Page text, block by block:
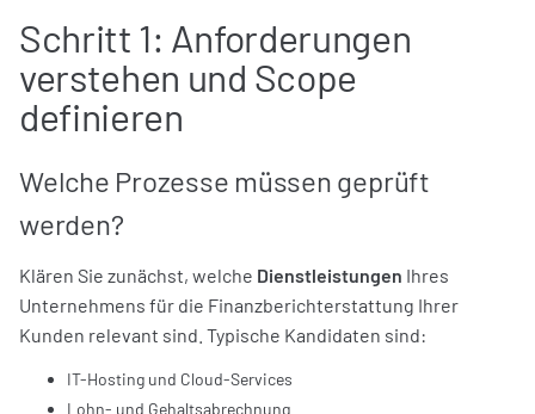
Schritt 1: Anforderungen
verstehen und Scope
definieren
Welche Prozesse müssen geprüft
werden?
Klären Sie zunächst, welche Dienstleistungen Ihres
Unternehmens für die Finanzberichterstattung Ihrer
Kunden relevant sind. Typische Kandidaten sind:
IT-Hosting und Cloud-Services
Lohn- und Gehaltsabrechnung